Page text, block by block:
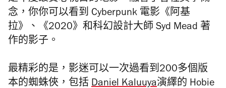
念，你你可以看到 Cyberpunk 電影《阿基
拉》、《2020》和科幻設計大師 Syd Mead 著
作的影子。
最精彩的是，影迷可以一次過看到200多個版
本的蜘蛛俠，包括 Daniel Kaluuya演繹的 Hobie